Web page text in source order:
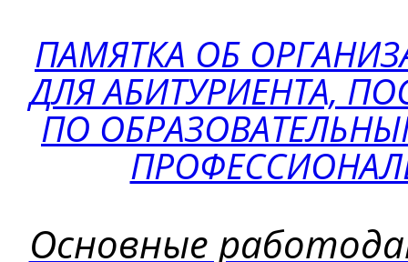
ПАМЯТКА ОБ
ДЛЯ АБИТУРИЕНТА,
ПО
Основные